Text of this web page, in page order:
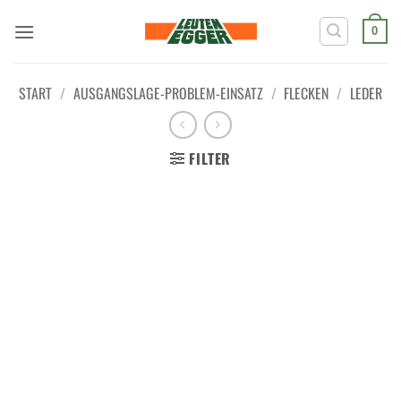
Inhalt
0
START / AUSGANGSLAGE-PROBLEM-EINSATZ / FLECKEN / LEDER
FILTER